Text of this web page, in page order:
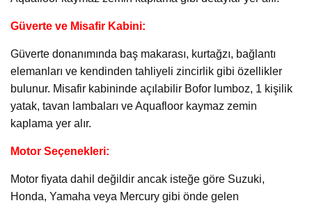
Güverte ve Misafir Kabini:
Güverte donanımında baş makarası, kurtağzı, bağlantı
elemanları ve kendinden tahliyeli zincirlik gibi özellikler
bulunur. Misafir kabininde açılabilir Bofor lumboz, 1 kişilik
yatak, tavan lambaları ve Aquafloor kaymaz zemin
kaplama yer alır.
Motor Seçenekleri:
Motor fiyata dahil değildir ancak isteğe göre Suzuki,
Honda, Yamaha veya Mercury gibi önde gelen